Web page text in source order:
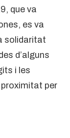
que va
es va
solidaritat
d’alguns
i les
proximitat per